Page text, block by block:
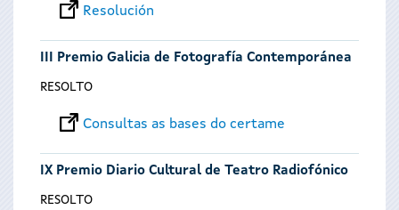
Resolución
III Premio Galicia de Fotografía Contemporánea
RESOLTO
Consultas as bases do certame
IX Premio Diario Cultural de Teatro Radiofónico
RESOLTO